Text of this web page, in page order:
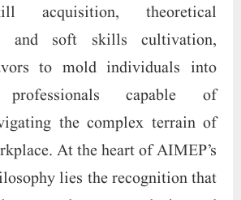
acquisition, theoretical
and soft skills cultivation,
to mold individuals into
professionals capable of
the complex terrain of
At the heart of AIMEP’s
lies the recognition that